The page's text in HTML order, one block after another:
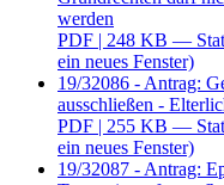
werden
PDF | 248 KB —
ein neues Fenster)
19/32086 - Antrag:
ausschließen -
PDF | 255 KB —
ein neues Fenster)
19/32087 - Antrag: